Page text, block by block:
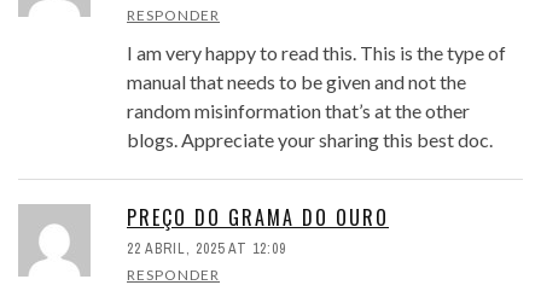
RESPONDER
I am very happy to read this. This is the type of
manual that needs to be given and not the
random misinformation that’s at the other
blogs. Appreciate your sharing this best doc.
PREÇO DO GRAMA DO OURO
22 ABRIL, 2025 AT 12:09
RESPONDER